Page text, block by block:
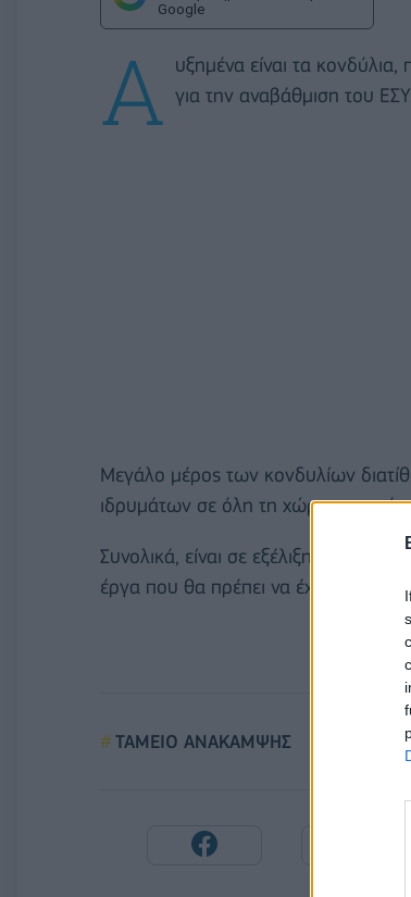
Google
Α υξημένα είναι τα
για την αναβάθμιση του
Μεγάλο μέρος των κονδυλίων
ιδρυμάτων σε όλη τη χώρα, των
Συνολικά, είναι σε εξέλιξη 51
έργα που θα πρέπει να έχουν
ΤΑΜΕΙΟ ΑΝΑΚΑΜΨΗΣ